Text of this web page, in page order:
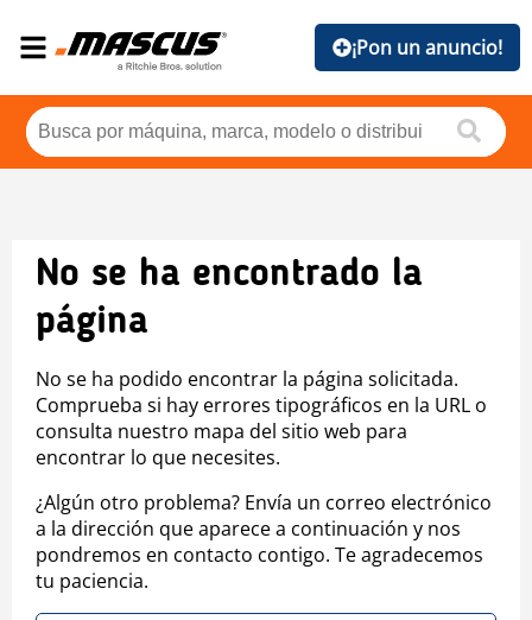
¡Pon un anuncio!
No se ha encontrado la
página
No se ha podido encontrar la página solicitada.
Comprueba si hay errores tipográficos en la URL o
consulta nuestro mapa del sitio web para
encontrar lo que necesites.
¿Algún otro problema? Envía un correo electrónico
a la dirección que aparece a continuación y nos
pondremos en contacto contigo. Te agradecemos
tu paciencia.